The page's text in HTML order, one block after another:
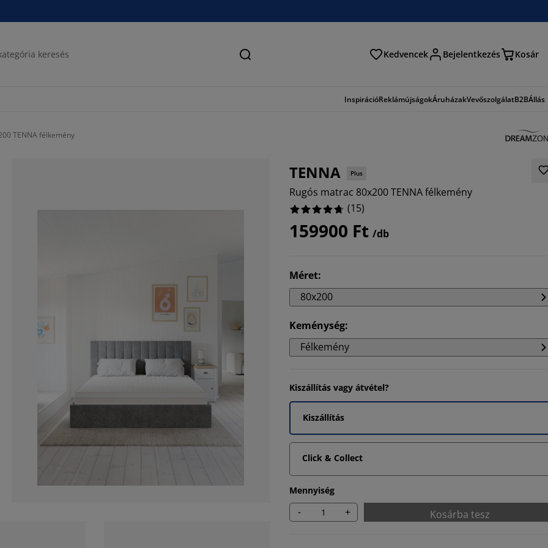
Keresés Kedvencek Bejelentkezés Kosár
InspirációReklámújságokÁruházakVevőszolgálatB2BÁllás
TENNA félkemény
TENNA Plus
Rugós matrac 80x200 TENNA félkemény
(15)
159900 Ft /db
Méret:
80x200
Keménység:
Félkemény
Kiszállítás vagy átvétel?
Kiszállítás
Click & Collect
Mennyiség
- + Kosárba tesz
6.666666666666667%